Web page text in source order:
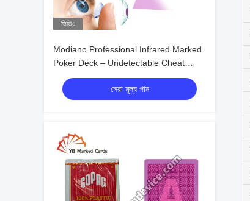
ভিডিও
Modiano Professional Infrared Marked
Poker Deck – Undetectable Cheat
Cards
সেরা মূল্য পান